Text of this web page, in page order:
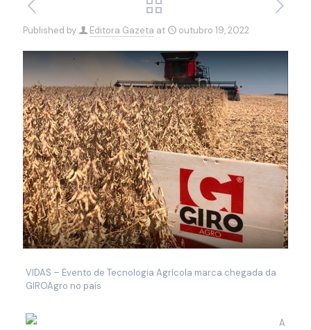
Published by Editora Gazeta at outubro 19, 2022
VIDAS – Evento de Tecnologia Agrícola marca chegada da
GIROAgro no país
A